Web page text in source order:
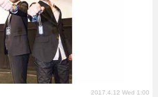
2017.4.12 Wed 1:00